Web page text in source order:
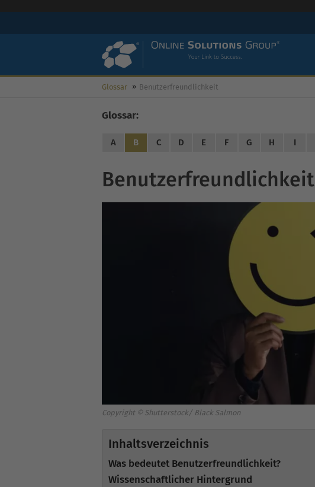
Glossar Benutzerfreundlichkeit
Glossar:
A B C D E F G H I
Benutzerfreundlichkeit
Copyright © Shutterstock/ Black Salmon
Inhaltsverzeichnis
Was bedeutet Benutzerfreundlichkeit?
Wissenschaftlicher Hintergrund